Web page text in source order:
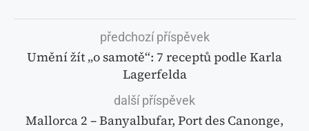
předchozí příspěvek
Umění žít „o samotě“: 7 receptů podle Karla
Lagerfelda
další příspěvek
Mallorca 2 – Banyalbufar, Port des Canonge,